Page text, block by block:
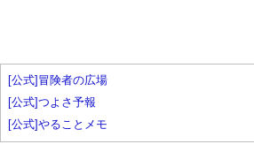
[公式]冒険者の広場
[公式]つよさ予報
[公式]やることメモ